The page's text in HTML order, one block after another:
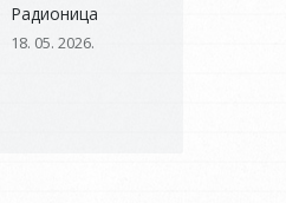
Радионица
18. 05. 2026.